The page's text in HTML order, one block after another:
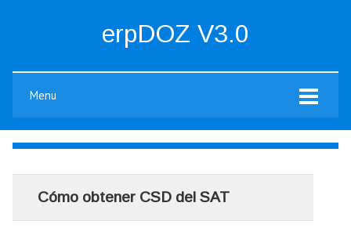
erpDOZ V3.0
Menu
Cómo obtener CSD del SAT